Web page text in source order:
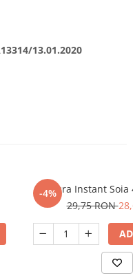
13.01.2020
-4%
Bautura Instant Soia
29,75 RON